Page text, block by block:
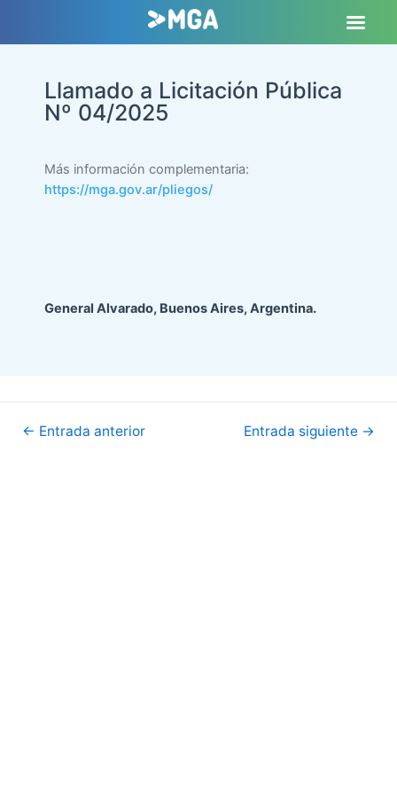
Llamado a Licitación Pública
Nº 04/2025
Más información complementaria:
https://mga.gov.ar/pliegos/
General Alvarado, Buenos Aires, Argentina.
Navegación
← Entrada anterior Entrada siguiente →